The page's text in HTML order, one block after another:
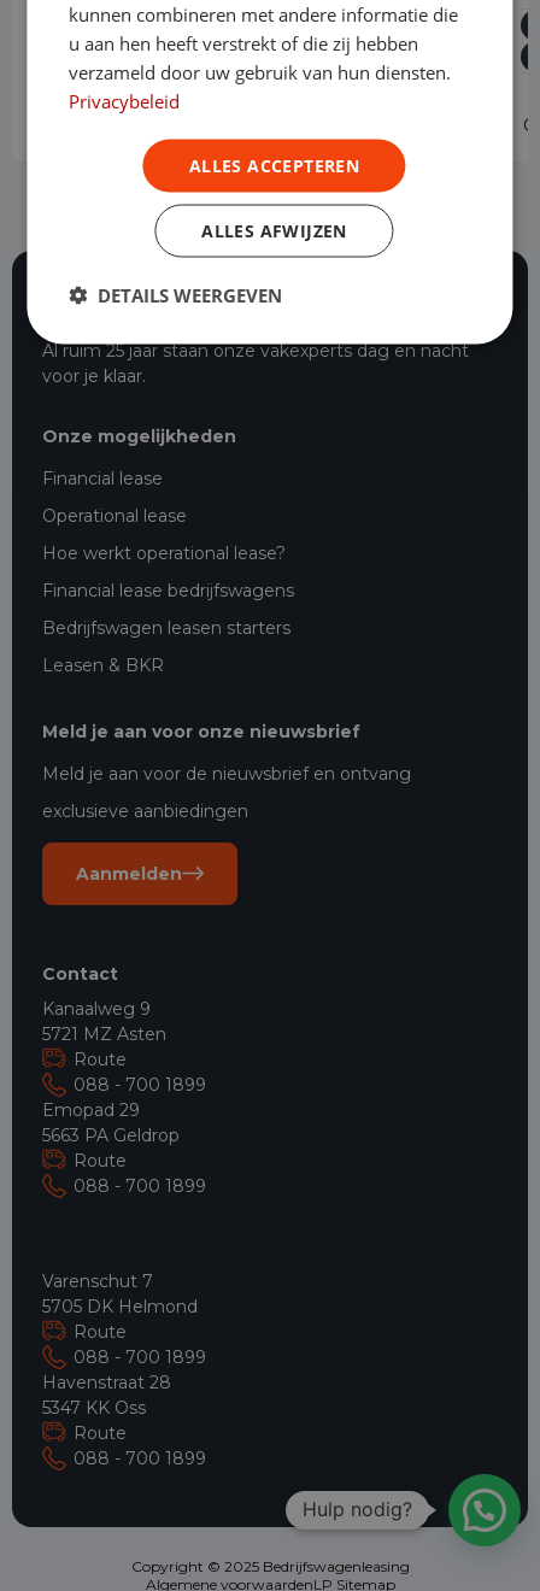
Diesel Handgeschakeld 30.988 km
2024
Asten
L2H2
Al ruim 25 jaar staan onze vakexperts dag en nacht
voor je klaar.
Onze mogelijkheden
Financial lease
Operational lease
Hoe werkt operational lease?
Financial lease bedrijfswagens
Bedrijfswagen leasen starters
Leasen & BKR
Meld je aan voor onze nieuwsbrief
Meld je aan voor de nieuwsbrief en ontvang
exclusieve aanbiedingen
Aanmelden
Contact
Kanaalweg 9
5721 MZ Asten
Route
088 - 700 1899
Emopad 29
5663 PA Geldrop
Route
088 - 700 1899
Varenschut 7
5705 DK Helmond
Route
088 - 700 1899
Havenstraat 28
5347 KK Oss
Route
088 - 700 1899
Copyright © 2025 Bedrijfswagenleasing
Algemene voorwaardenLP Sitemap
Hulp nodig?
kunnen combineren met andere informatie die
u aan hen heeft verstrekt of die zij hebben
verzameld door uw gebruik van hun diensten.
Privacybeleid
ALLES ACCEPTEREN
ALLES AFWIJZEN
DETAILS WEERGEVEN